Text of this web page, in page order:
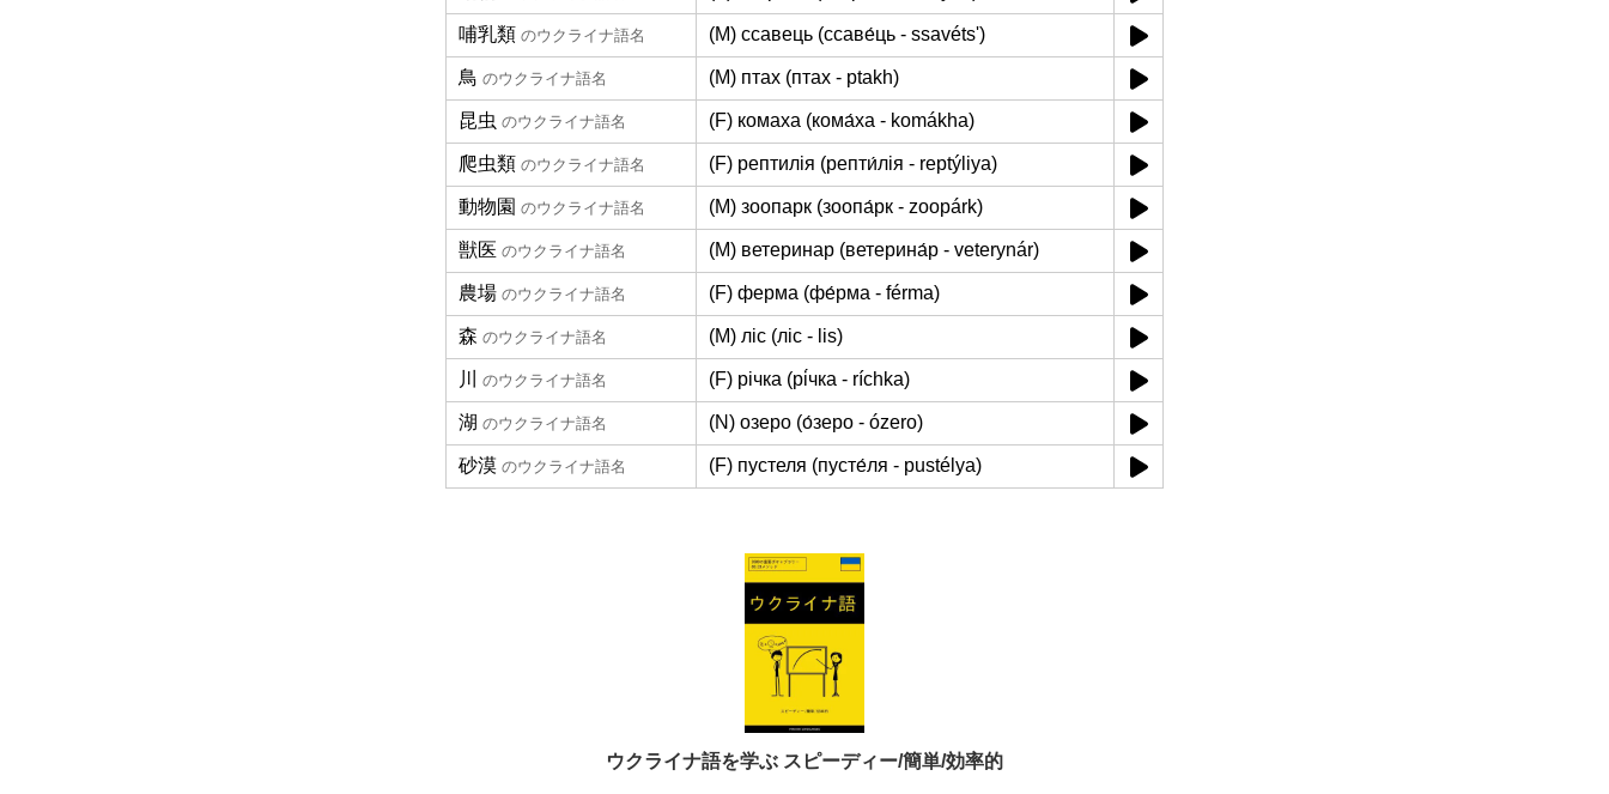
哺乳類 のウクライナ語名 (M) ссавець (ссаве́ць - ssavétsʹ)
鳥 のウクライナ語名 (M) птах (птах - ptakh)
昆虫 のウクライナ語名 (F) комаха (кома́ха - komákha)
爬虫類 のウクライナ語名 (F) рептилія (репти́лія - reptýliya)
動物園 のウクライナ語名 (M) зоопарк (зоопа́рк - zoopárk)
獣医 のウクライナ語名 (M) ветеринар (ветерина́р - veterynár)
農場 のウクライナ語名 (F) ферма (фе́рма - férma)
森 のウクライナ語名 (M) ліс (ліс - lis)
川 のウクライナ語名 (F) річка (рі́чка - ríchka)
湖 のウクライナ語名 (N) озеро (о́зеро - ózero)
砂漠 のウクライナ語名 (F) пустеля (пусте́ля - pustélya)
ウクライナ語を学ぶ スピーディー/簡単/効率的